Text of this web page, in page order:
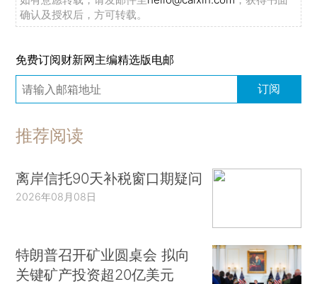
确认及授权后，方可转载。
免费订阅财新网主编精选版电邮
订阅
推荐阅读
离岸信托90天补税窗口期疑问
2026年08月08日
特朗普召开矿业圆桌会 拟向
关键矿产投资超20亿美元